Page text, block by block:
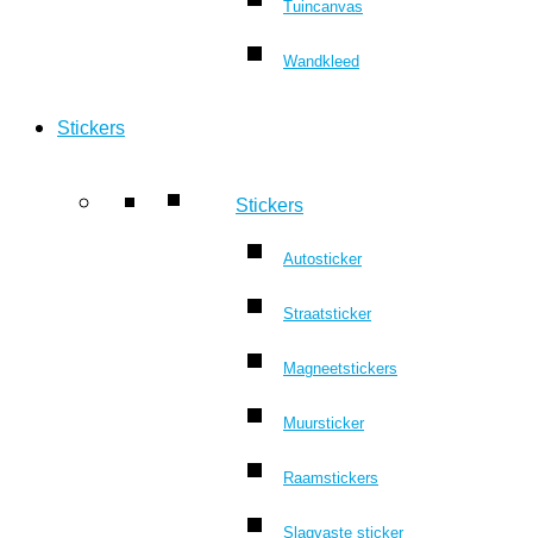
Tuincanvas
Wandkleed
Stickers
Stickers
Autosticker
Straatsticker
Magneetstickers
Muursticker
Raamstickers
Slagvaste sticker